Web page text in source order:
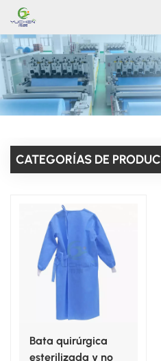
CATEGORÍAS DE
Bata quirúrgica
esterilizada y no